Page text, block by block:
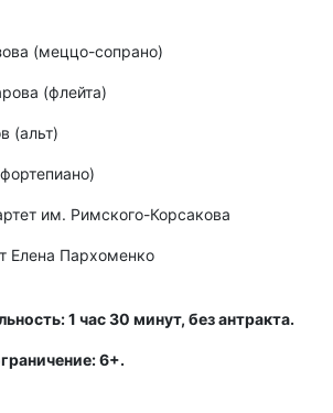
(меццо-сопрано)
(флейта)
(альт)
им. Римского-Корсакова
Елена Пархоменко
1 час 30 минут, без антракта.
6+.